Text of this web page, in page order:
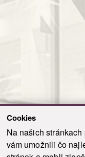
Cookies
Na našich
vám umožnili čo